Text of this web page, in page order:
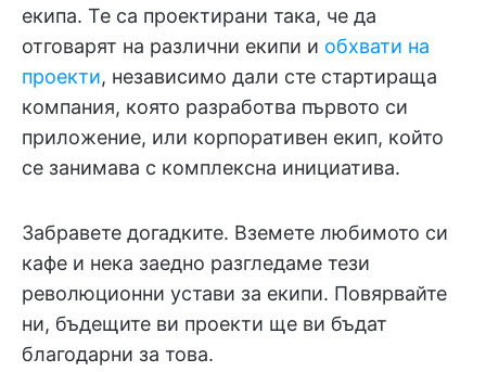
екипа. Те са проектирани така, че да
отговарят на различни екипи и обхвати на
проекти, независимо дали сте стартираща
компания, която разработва първото си
приложение, или корпоративен екип, който
се занимава с комплексна инициатива.
Забравете догадките. Вземете любимото си
кафе и нека заедно разгледаме тези
революционни устави за екипи. Повярвайте
ни, бъдещите ви проекти ще ви бъдат
благодарни за това.